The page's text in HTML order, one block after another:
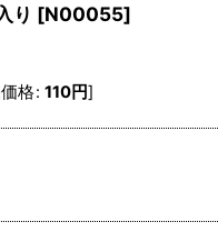
り [N00055]
格: 110円]